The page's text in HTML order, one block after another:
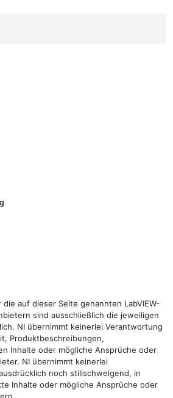
die auf dieser Seite genannten LabVIEW-
sind ausschließlich die jeweiligen
NI übernimmt keinerlei Verantwortung
Produktbeschreibungen,
Inhalte oder mögliche Ansprüche oder
NI übernimmt keinerlei
noch stillschweigend, in
Inhalte oder mögliche Ansprüche oder